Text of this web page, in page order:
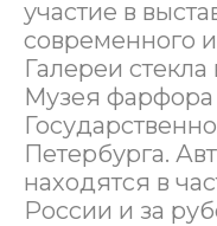
участие в
современного
Галереи
Музея фарфора
Петербурга.
находятся в
России и за